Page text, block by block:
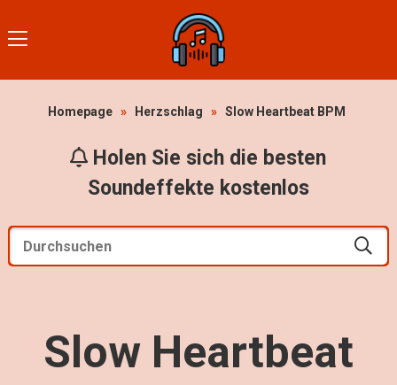
Homepage » Herzschlag » Slow Heartbeat BPM
Holen Sie sich die besten
Soundeffekte kostenlos
Slow Heartbeat